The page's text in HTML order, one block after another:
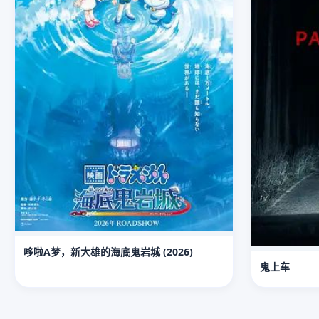
哆啦A梦，新大雄的海底鬼岩城 (2026)
鬼上车